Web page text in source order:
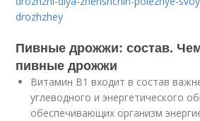
drozhzhey
Пивные дрожжи: состав.
пивные дрожжи
Витамин В1 входит в состав
углеводного и энергетического
обеспечивающих организм